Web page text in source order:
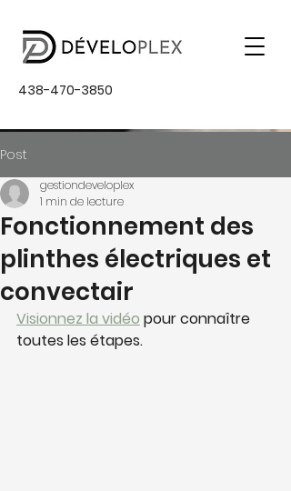
438-470-3850
Post
Fonctionnement des
plinthes électriques et
convectair
gestiondeveloplex
1 min de lecture
Visionnez la vidéo pour connaître
toutes les étapes.